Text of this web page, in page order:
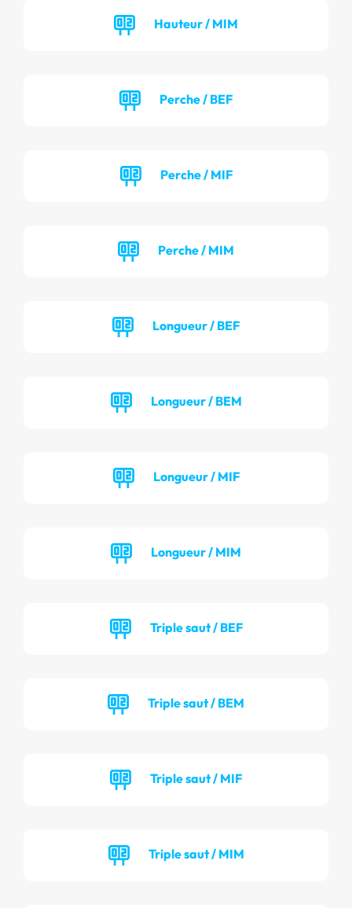
Hauteur / MIM
Perche / BEF
Perche / MIF
Perche / MIM
Longueur / BEF
Longueur / BEM
Longueur / MIF
Longueur / MIM
Triple saut / BEF
Triple saut / BEM
Triple saut / MIF
Triple saut / MIM